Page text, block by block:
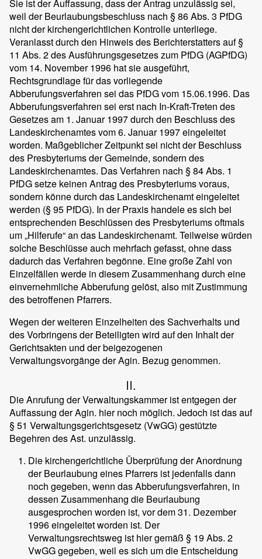
Sie ist der Auffassung, dass der Antrag unzulässig sei,
weil der Beurlaubungsbeschluss nach § 86 Abs. 3 PfDG
nicht der kirchengerichtlichen Kontrolle unterliege.
Veranlasst durch den Hinweis des Berichterstatters auf §
11 Abs. 2 des Ausführungsgesetzes zum PfDG (AGPfDG)
vom 14. November 1996 hat sie ausgeführt,
Rechtsgrundlage für das vorliegende
Abberufungsverfahren sei das PfDG vom 15.06.1996. Das
Abberufungsverfahren sei erst nach In-Kraft-Treten des
Gesetzes am 1. Januar 1997 durch den Beschluss des
Landeskirchenamtes vom 6. Januar 1997 eingeleitet
worden. Maßgeblicher Zeitpunkt sei nicht der Beschluss
des Presbyteriums der Gemeinde, sondern des
Landeskirchenamtes. Das Verfahren nach § 84 Abs. 1
PfDG setze keinen Antrag des Presbyteriums voraus,
sondern könne durch das Landeskirchenamt eingeleitet
werden (§ 95 PfDG). In der Praxis handele es sich bei
entsprechenden Beschlüssen des Presbyteriums oftmals
um „Hilferufe“ an das Landeskirchenamt. Teilweise würden
solche Beschlüsse auch mehrfach gefasst, ohne dass
dadurch das Verfahren begönne. Eine große Zahl von
Einzelfällen werde in diesem Zusammenhang durch eine
einvernehmliche Abberufung gelöst, also mit Zustimmung
des betroffenen Pfarrers.
Wegen der weiteren Einzelheiten des Sachverhalts und
des Vorbringens der Beteiligten wird auf den Inhalt der
Gerichtsakten und der beigezogenen
Verwaltungsvorgänge der Agin. Bezug genommen.
II.
Die Anrufung der Verwaltungskammer ist entgegen der
Auffassung der Agin. hier noch möglich. Jedoch ist das auf
§ 51 Verwaltungsgerichtsgesetz (VwGG) gestützte
Begehren des Ast. unzulässig.
Die kirchengerichtliche Überprüfung der Anordnung
der Beurlaubung eines Pfarrers ist jedenfalls dann
noch gegeben, wenn das Abberufungsverfahren, in
dessen Zusammenhang die Beurlaubung
ausgesprochen worden ist, vor dem 31. Dezember
1996 eingeleitet worden ist. Der
Verwaltungsrechtsweg ist hier gemäß § 19 Abs. 2
VwGG gegeben, weil es sich um die Entscheidung